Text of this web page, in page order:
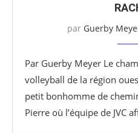
par Guerby
Par Guerby Meyer Le
volleyball de la région
petit bonhomme de
Pierre où l’équipe de JVC